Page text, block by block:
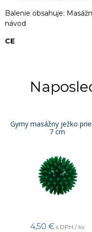
Balenie obsahuje:
návod
CE
Gymy masážny ježko
7 cm
4,50 € s DPH / ks